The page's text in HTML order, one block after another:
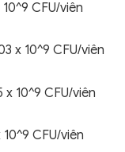
CFU/viên
x 10^9 CFU/viên
10^9 CFU/viên
CFU/viên